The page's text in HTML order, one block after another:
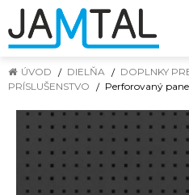
ÚVOD DIELŇA DOPLNKY
PRÍSLUŠENSTVO
Perforovaný